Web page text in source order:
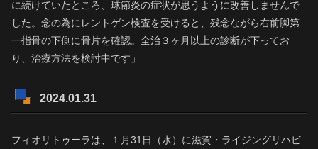
に続けていたところ、球節炎の症状が思うように改善しませんで
した。念の為にレントゲン検査を受けると、残念ながら右前脚第
一指骨の下側に骨片を確認。全治３ヶ月以上の診断が下ってお
り、治療方法を検討中です」
2024.01.31
フィオリトゥーラは、１月31日（水）に滋賀・ライジングリハビ